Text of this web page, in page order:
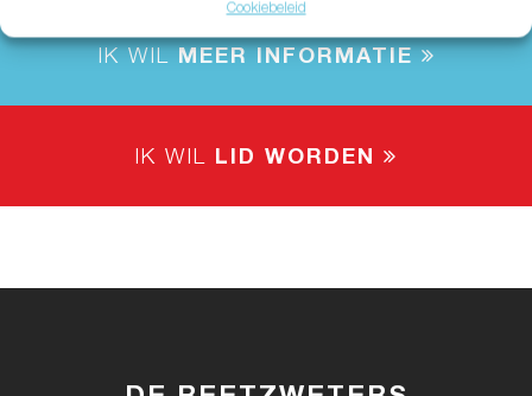
Cookiebeleid
IK WIL MEER INFORMATIE
IK WIL LID WORDEN